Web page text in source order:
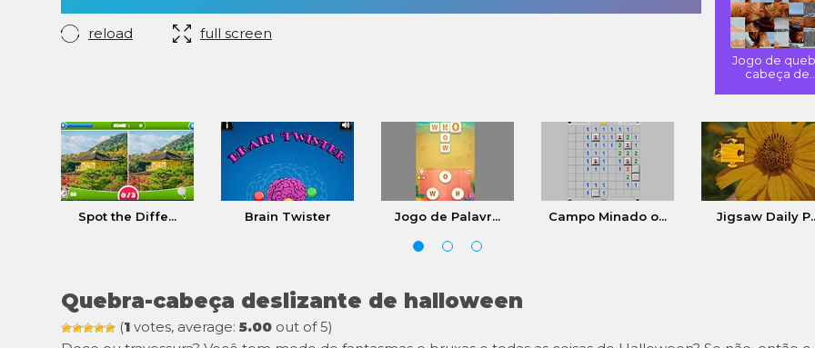
reload full screen
Jogo de
cabeça de...
Spot the Diffe... Brain Twister Jogo de Palavr... Campo Minado o... Jigsaw Daily
Quebra-cabeça deslizante de halloween
(1 votes, average: 5.00 out of 5)